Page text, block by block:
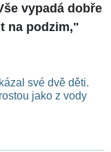
vypadá dobře
na podzim,"
své dvě děti.
jako z vody